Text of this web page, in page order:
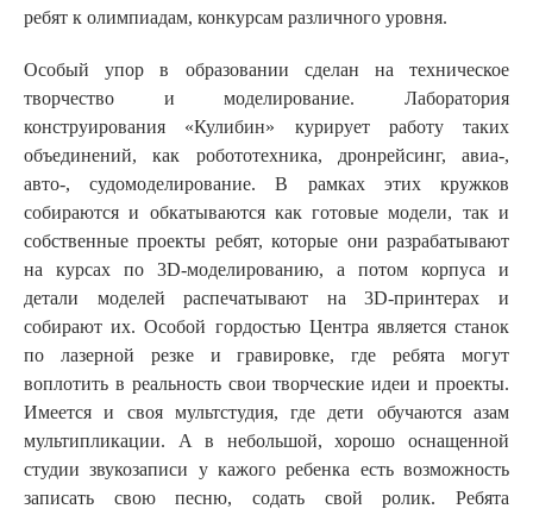
ребят к олимпиадам, конкурсам различного уровня.
Особый упор в образовании сделан на техническое
творчество и моделирование. Лаборатория
конструирования «Кулибин» курирует работу таких
объединений, как робототехника, дронрейсинг, авиа-,
авто-, судомоделирование. В рамках этих кружков
собираются и обкатываются как готовые модели, так и
собственные проекты ребят, которые они разрабатывают
на курсах по 3D-моделированию, а потом корпуса и
детали моделей распечатывают на 3D-принтерах и
собирают их. Особой гордостью Центра является станок
по лазерной резке и гравировке, где ребята могут
воплотить в реальность свои творческие идеи и проекты.
Имеется и своя мультстудия, где дети обучаются азам
мультипликации. А в небольшой, хорошо оснащенной
студии звукозаписи у кажого ребенка есть возможность
записать свою песню, содать свой ролик. Ребята